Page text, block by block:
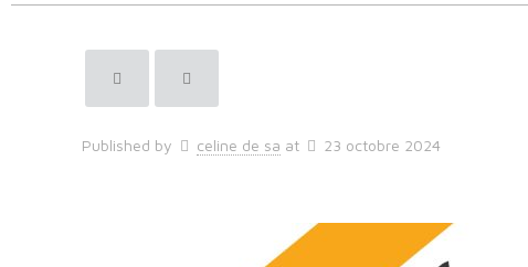
Published by celine de sa at 23 octobre 2024